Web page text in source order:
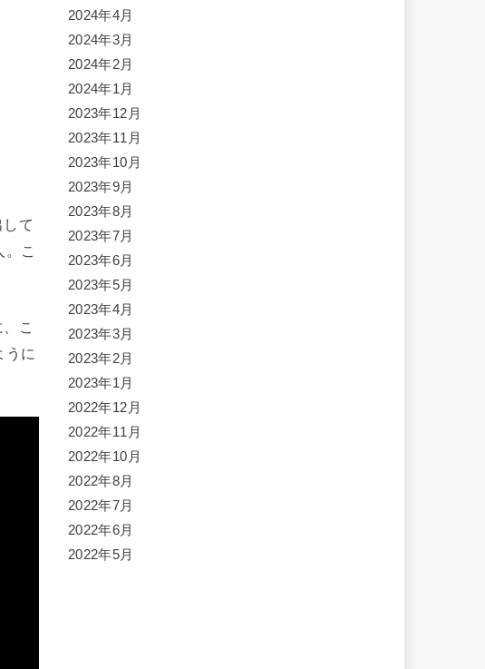
て
こ
こ
うに
2024年4月
2024年3月
2024年2月
2024年1月
2023年12月
2023年11月
2023年10月
2023年9月
2023年8月
2023年7月
2023年6月
2023年5月
2023年4月
2023年3月
2023年2月
2023年1月
2022年12月
2022年11月
2022年10月
2022年8月
2022年7月
2022年6月
2022年5月